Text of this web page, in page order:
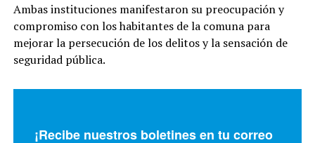
Ambas instituciones manifestaron su preocupación y
compromiso con los habitantes de la comuna para
mejorar la persecución de los delitos y la sensación de
seguridad pública.